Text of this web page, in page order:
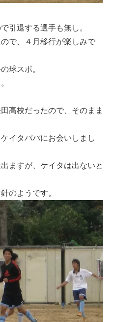
引退する選手も無し。
で、４月移行が楽しみで
球スポ。
高校だったので、そのまま
イタパパにお会いしまし
ますが、ケイタは出ないと
のようです。